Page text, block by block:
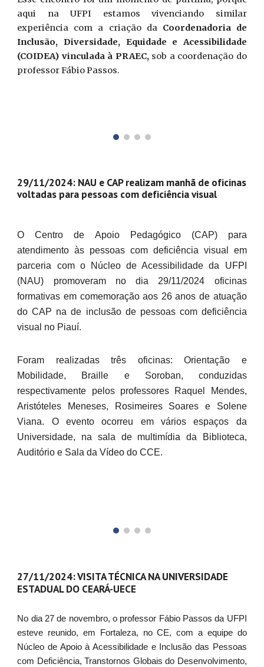
aqui na UFPI estamos vivenciando similar
experiência com a criação da Coordenadoria de
Inclusão, Diversidade, Equidade e Acessibilidade
(COIDEA) vinculada à PRAEC,sob a coordenação do
professor Fábio Passos.
29/11/2024: NAU e CAP realizam manhã de oficinas
voltadas para pessoas com deficiência visual
O Centro de Apoio Pedagógico (CAP) para
atendimento às pessoas com deficiência visual em
parceria com o Núcleo de Acessibilidade da UFPI
(NAU) promoveram no dia 29/11/2024 oficinas
formativas em comemoração aos 26 anos de atuação
do CAP na de inclusão de pessoas com deficiência
visual no Piauí.
Foram realizadas três oficinas: Orientação e
Mobilidade, Braille e Soroban, conduzidas
respectivamente pelos professores Raquel Mendes,
Aristóteles Meneses, Rosimeires Soares e Solene
Viana. O evento ocorreu em vários espaços da
Universidade, na sala de multimídia da Biblioteca,
Auditório e Sala da Vídeo do CCE.
27/11/2024: VISITA TÉCNICA NA UNIVERSIDADE
ESTADUAL DO CEARÁ-UECE
No dia 27 de novembro, o professor Fábio Passos da UFPI
esteve reunido, em Fortaleza, no CE, com a equipe do
Núcleo de Apoio à Acessibilidade e Inclusão das Pessoas
com Deficiência, Transtornos Globais do Desenvolvimento,